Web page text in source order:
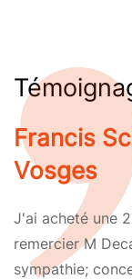
Francis
Vosges
J'ai acheté une
remercier M
sympathie;